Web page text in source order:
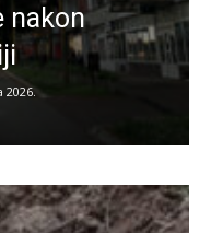
nakon
2026.